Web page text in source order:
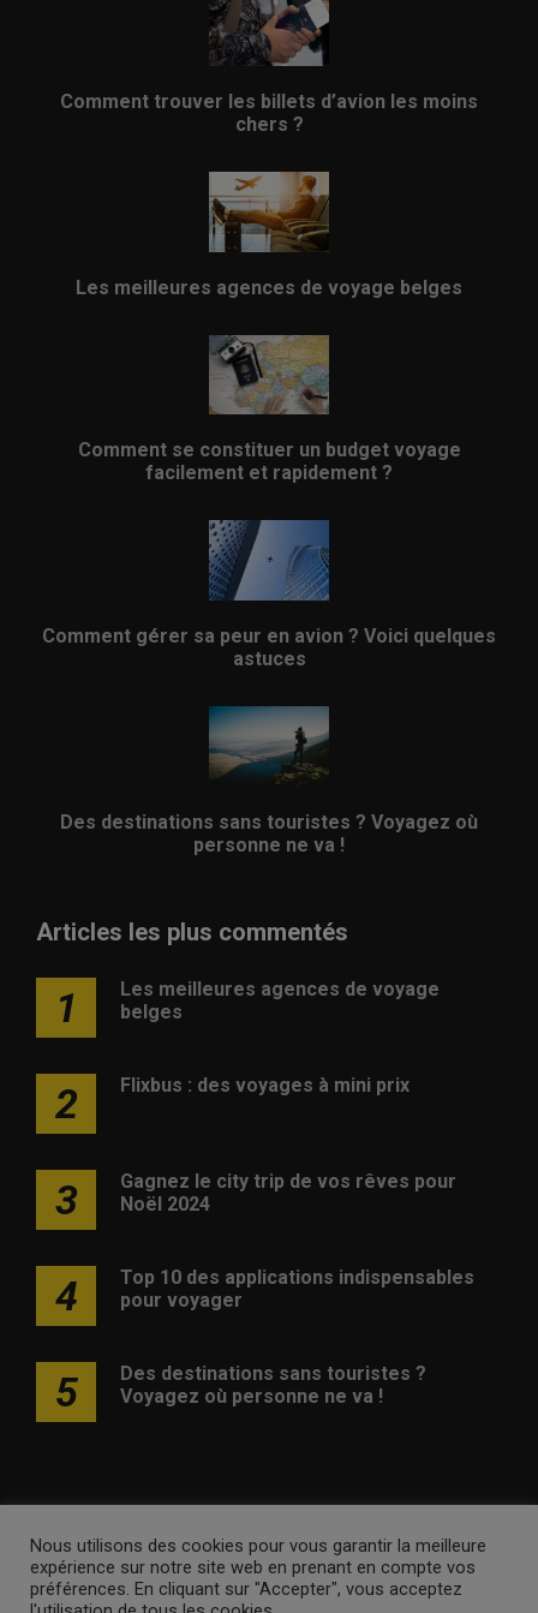
Comment trouver les billets d’avion les moins
chers ?
Les meilleures agences de voyage belges
Comment se constituer un budget voyage
facilement et rapidement ?
Comment gérer sa peur en avion ? Voici quelques
astuces
Des destinations sans touristes ? Voyagez où
personne ne va !
Articles les plus commentés
1
Les meilleures agences de voyage
belges
2 Flixbus : des voyages à mini prix
3
Gagnez le city trip de vos rêves pour
Noël 2024
4
Top 10 des applications indispensables
pour voyager
5
Des destinations sans touristes ?
Voyagez où personne ne va !
Publicité Contact Avertissement Newsletter
Politique
de confidentialité
Nous utilisons des cookies pour vous garantir la meilleure
expérience sur notre site web en prenant en compte vos
préférences. En cliquant sur "Accepter", vous acceptez